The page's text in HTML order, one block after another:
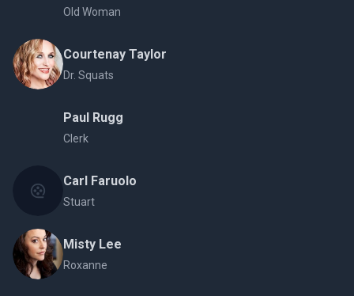
Old Woman
Courtenay Taylor
Dr. Squats
Paul Rugg
Clerk
Carl Faruolo
Stuart
Misty Lee
Roxanne